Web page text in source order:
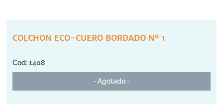
COLCHON ECO-CUERO BORDADO Nº 1
1408
- Agotado -